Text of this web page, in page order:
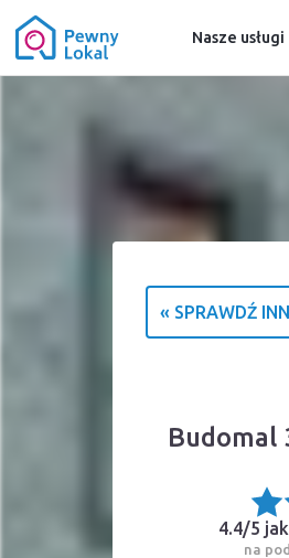
Nasze usługi
« SPRAWDŹ
Budomal
4.4/5
na